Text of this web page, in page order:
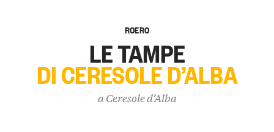
ROERO
LE TAMPE
DI CERESOLE D’ALBA
a Ceresole d’Alba